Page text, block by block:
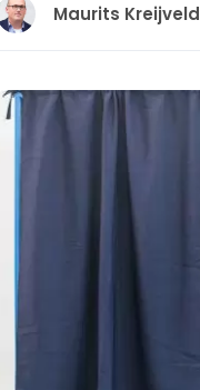
Maurits Kreijveld